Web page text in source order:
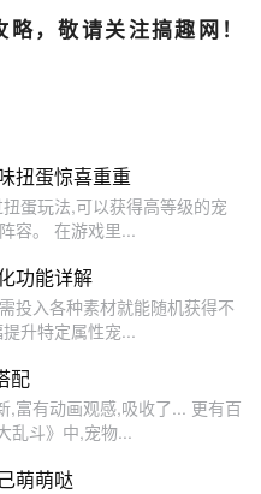
，敬请关注搞趣网！
扭蛋惊喜重重
蛋玩法,可以获得高等级的宠
容。 在游戏里...
功能详解
投入各种素材就能随机获得不
升特定属性宠...
配
,富有动画观感,吸收了... 更有百
乱斗》中,宠物...
萌萌哒